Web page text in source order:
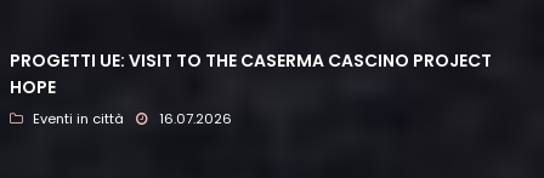
PROGETTI UE: VISIT TO THE CASERMA CASCINO PROJECT
HOPE
Eventi in città 16.07.2026